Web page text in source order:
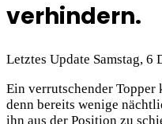
verhindern.
Letztes Update Samstag, 6
Ein verrutschender Topper
denn bereits wenige
ihn aus der Position zu